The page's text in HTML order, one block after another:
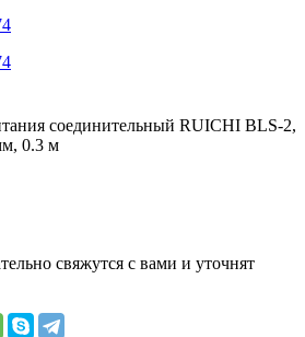
соединительный RUICHI BLS-2,
0.3 м
свяжутся с вами и уточнят